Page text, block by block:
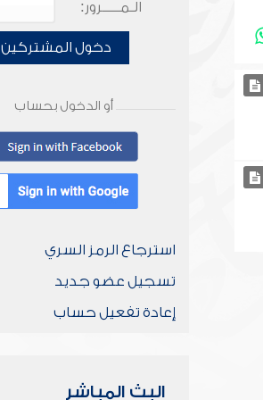
الـمـــــرور:
دخول المشتركين
أو الدخول بحساب
استرجاع الرمز السري
تسجيل عضو جديد
إعادة تفعيل حساب
البث المباشر